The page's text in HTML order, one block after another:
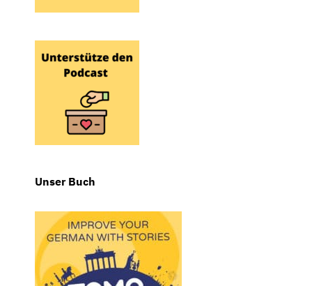
Unser Buch